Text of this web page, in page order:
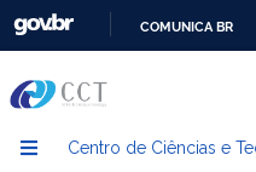
COMUNICA BR
Centro de Ciências e